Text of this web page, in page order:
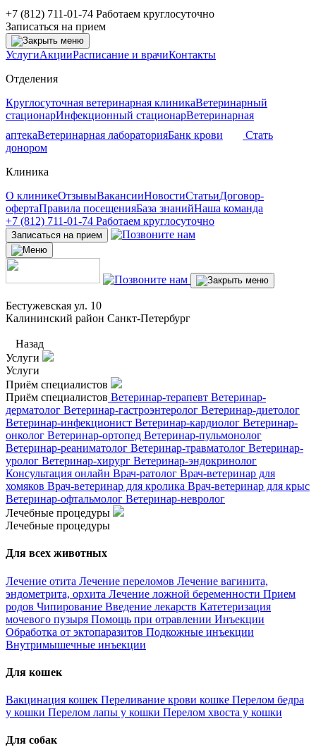
+7 (812) 711-01-74 Работаем круглосуточно
Записаться на прием
УслугиАкцииРасписание и врачиКонтакты
Отделения
Круглосуточная ветеринарная клиникаВетеринарный
стационарИнфекционный стационарВетеринарная
аптекаВетеринарная лабораторияБанк крови
Стать
донором
Клиника
О клиникеОтзывыВакансииНовостиСтатьиДоговор-
офертаПравила посещенияБаза знанийНаша команда
+7 (812) 711-01-74 Работаем круглосуточно
Записаться на прием
Бестужевская ул. 10
Калининский район Санкт-Петербург
Назад
Услуги
Услуги
Приём специалистов
Приём специалистов Ветеринар-терапевт Ветеринар-
дерматолог Ветеринар-гастроэнтеролог Ветеринар-диетолог
Ветеринар-инфекционист Ветеринар-кардиолог Ветеринар-
онколог Ветеринар-ортопед Ветеринар-пульмонолог
Ветеринар-реаниматолог Ветеринар-травматолог Ветеринар-
уролог Ветеринар-хирург Ветеринар-эндокринолог
Консультация онлайн Врач-ратолог Врач-ветеринар для
хомяков Врач-ветеринар для кролика Врач-ветеринар для крыс
Ветеринар-офтальмолог Ветеринар-невролог
Лечебные процедуры
Лечебные процедуры
Для всех животных
Лечение отита Лечение переломов Лечение вагинита,
эндометрита, орхита Лечение ложной беременности Прием
родов Чипирование Введение лекарств Катетеризация
мочевого пузыря Помощь при отравлении Инъекции
Обработка от эктопаразитов Подкожные инъекции
Внутримышечные инъекции
Для кошек
Вакцинация кошек Переливание крови кошке Перелом бедра
у кошки Перелом лапы у кошки Перелом хвоста у кошки
Для собак